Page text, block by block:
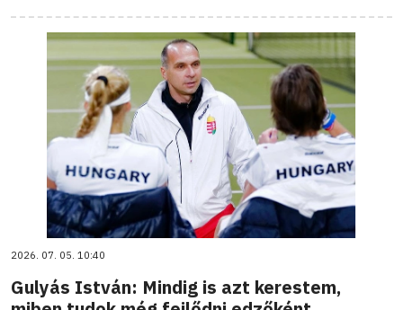
2026. 07. 05. 10:40
Gulyás István: Mindig is azt kerestem,